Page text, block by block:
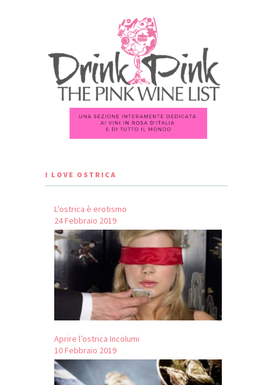
I LOVE OSTRICA
L’ostrica è erotismo
24 Febbraio 2019
Aprire l’ostrica Incolumi
10 Febbraio 2019